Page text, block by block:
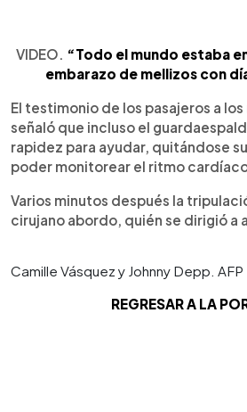
VIDEO. “Todo el mundo estaba
embarazo de mellizos con
El testimonio de los pasajeros a
señaló que incluso el
rapidez para ayudar, quitándose
poder monitorear el ritmo
Varios minutos después la
cirujano abordo, quién se dirigió a
Camille Vásquez y Johnny Depp. AFP
REGRESAR A LA